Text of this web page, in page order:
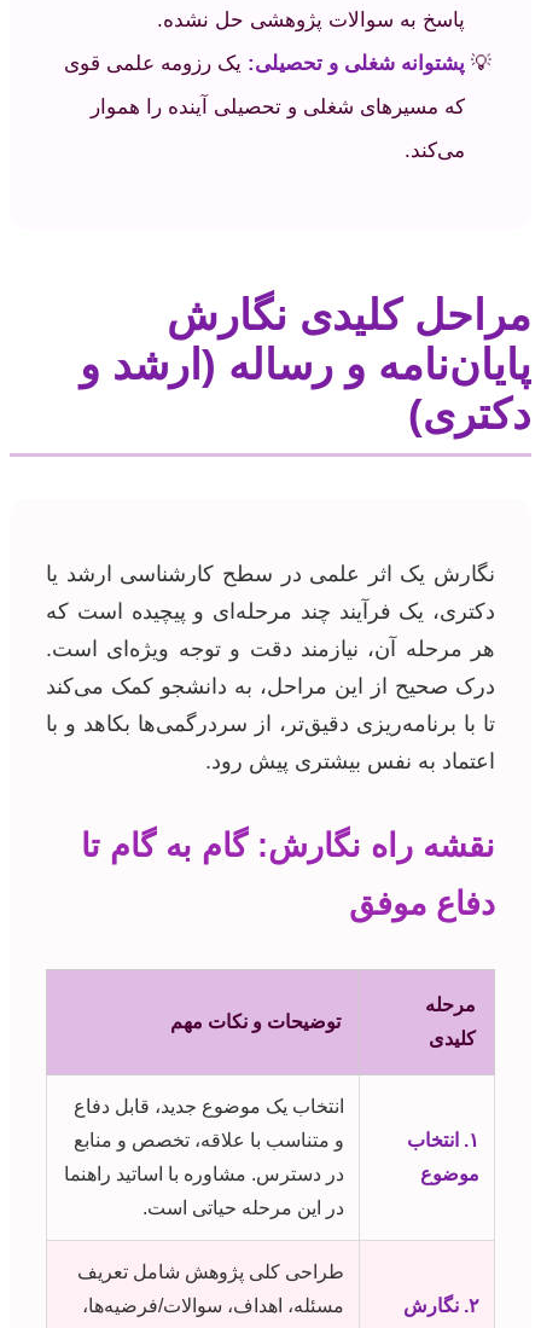
پاسخ به سوالات پژوهشی حل نشده.
پشتوانه شغلی و تحصیلی: یک رزومه علمی قوی
که مسیرهای شغلی و تحصیلی آینده را هموار
می‌کند.
مراحل کلیدی نگارش
پایان‌نامه و رساله (ارشد و
دکتری)
نگارش یک اثر علمی در سطح کارشناسی ارشد یا
دکتری، یک فرآیند چند مرحله‌ای و پیچیده است که
هر مرحله آن، نیازمند دقت و توجه ویژه‌ای است.
درک صحیح از این مراحل، به دانشجو کمک می‌کند
تا با برنامه‌ریزی دقیق‌تر، از سردرگمی‌ها بکاهد و با
اعتماد به نفس بیشتری پیش رود.
نقشه راه نگارش: گام به گام تا
دفاع موفق
مرحله
کلیدی
توضیحات و نکات مهم
۱. انتخاب
موضوع
انتخاب یک موضوع جدید، قابل دفاع
و متناسب با علاقه، تخصص و منابع
در دسترس. مشاوره با اساتید راهنما
در این مرحله حیاتی است.
۲. نگارش
طراحی کلی پژوهش شامل تعریف
مسئله، اهداف، سوالات/فرضیه‌ها،